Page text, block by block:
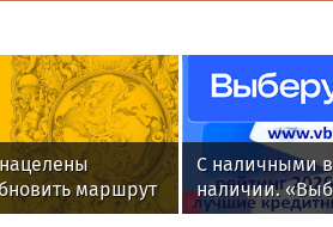
маршрут
– Пекин
С наличными в
наличии.
составил